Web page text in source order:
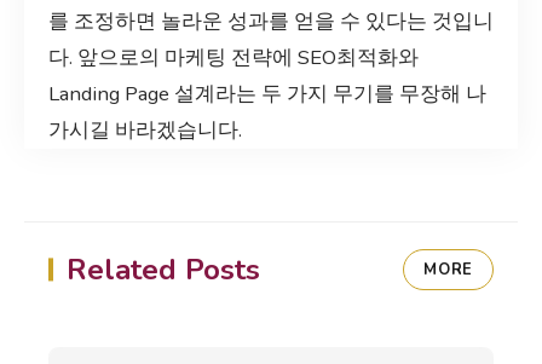
를 조정하면 놀라운 성과를 얻을 수 있다는 것입니
다. 앞으로의 마케팅 전략에 SEO최적화와
Landing Page 설계라는 두 가지 무기를 무장해 나
가시길 바라겠습니다.
Related Posts MORE